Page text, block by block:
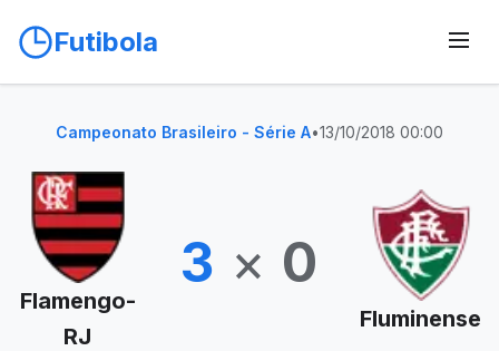
Futibola
Campeonato Brasileiro - Série A•13/10/2018 00:00
Flamengo-
RJ
3 × 0
Fluminense